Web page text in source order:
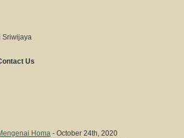
Sriwijaya
Us
Homa - October 24th, 2020